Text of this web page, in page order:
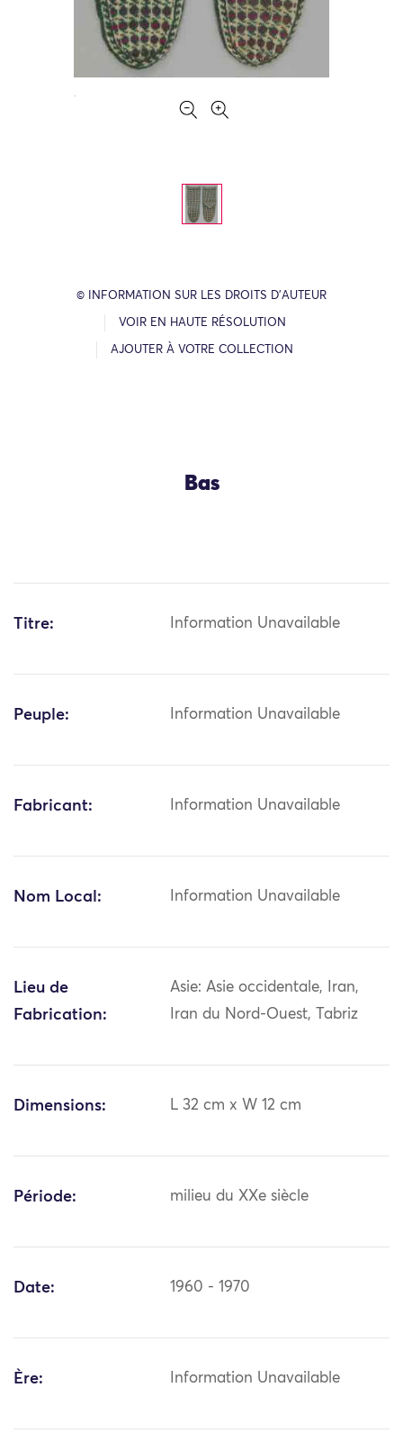
© INFORMATION SUR LES DROITS D’AUTEUR
VOIR EN HAUTE RÉSOLUTION
AJOUTER À VOTRE COLLECTION
Bas
Titre: Information Unavailable
Peuple: Information Unavailable
Fabricant: Information Unavailable
Nom Local: Information Unavailable
Lieu de
Fabrication:
Asie: Asie occidentale, Iran,
Iran du Nord-Ouest, Tabriz
Dimensions: L 32 cm x W 12 cm
Période: milieu du XXe siècle
Date: 1960 - 1970
Ère: Information Unavailable